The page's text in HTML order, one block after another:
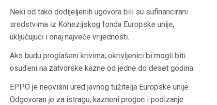
Neki od tako dodijeljenih ugovora bili su sufinancirani
sredstvima iz Kohezijskog fonda Europske unije,
uključujući i onaj najveće vrijednosti.
Ako budu proglašeni krivima, okrivljenici bi mogli biti
osuđeni na zatvorske kazne od jedne do deset godina.
EPPO je neovisni ured javnog tužitelja Europske unije.
Odgovoran je za istragu, kazneni progon i podizanje